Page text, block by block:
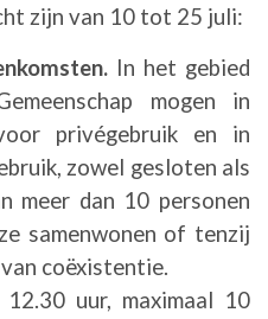
zijn van 10 tot 25 juli:
In het gebied
mogen in
privégebruik en in
zowel gesloten als
meer dan 10 personen
samenwonen of tenzij
coëxistentie.
uur, maximaal 10